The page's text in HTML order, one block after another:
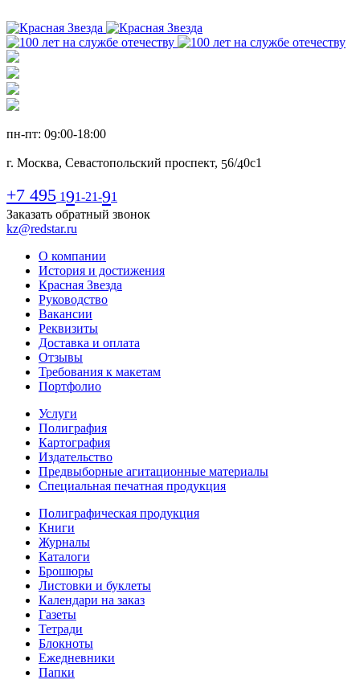
пн-пт: 09:00-18:00
г. Москва, Севастопольский проспект, 56/40с1
+7 495 191-21-91
Заказать обратный звонок
kz@redstar.ru
О компании
История и достижения
Красная Звезда
Руководство
Вакансии
Реквизиты
Доставка и оплата
Отзывы
Требования к макетам
Портфолио
Услуги
Полиграфия
Картография
Издательство
Предвыборные агитационные материалы
Специальная печатная продукция
Полиграфическая продукция
Книги
Журналы
Каталоги
Брошюры
Листовки и буклеты
Календари на заказ
Газеты
Тетради
Блокноты
Ежедневники
Папки